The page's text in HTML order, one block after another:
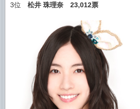
3位 松井 珠理奈 23,012票